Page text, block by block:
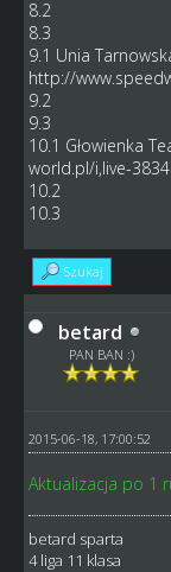
8.2
8.3
9.1 Unia
http://
9.2
9.3
10.1 Głowienka
world.pl/i,live-
10.2
10.3
Szukaj
betard
PAN BAN :)
2015-06-18, 17:00:52
Aktualizacja po 1
betard sparta
4 liga 11 klasa